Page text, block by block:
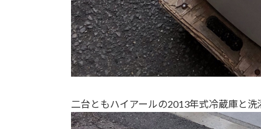
二台ともハイアールの2013年式冷蔵庫と洗